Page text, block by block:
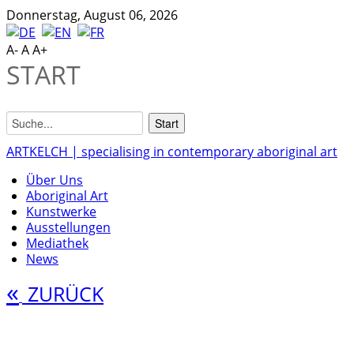
Donnerstag, August 06, 2026
A-AA+
START
ARTKELCH | specialising in contemporary aboriginal art
Über Uns
Aboriginal Art
Kunstwerke
Ausstellungen
Mediathek
News
« ZURÜCK